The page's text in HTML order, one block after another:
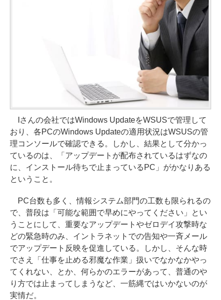
Iさんの会社ではWindows UpdateをWSUSで管理して
おり、各PCのWindows Updateの適用状況はWSUSの管
理コンソールで確認できる。しかし、結果として分かっ
ているのは、「アップデートが配布されているはずなの
に、インストール待ちで止まっているPC」がかなりある
ということ。
PC台数も多く、情報システム部門の工数も限られるの
で、普段は「可能な範囲で早めにやってください」とい
うことにして、重要なアップデートやゼロデイ攻撃時な
どの緊急時のみ、イントラネットでの告知や一斉メール
でアップデート反映を促進している。しかし、そんな時
でさえ「仕事を止める邪魔な作業」扱いでなかなかやっ
てくれない、とか、何らかのエラーがあって、普通のや
り方では止まってしまうなど、一筋縄ではいかないのが
実情だ。